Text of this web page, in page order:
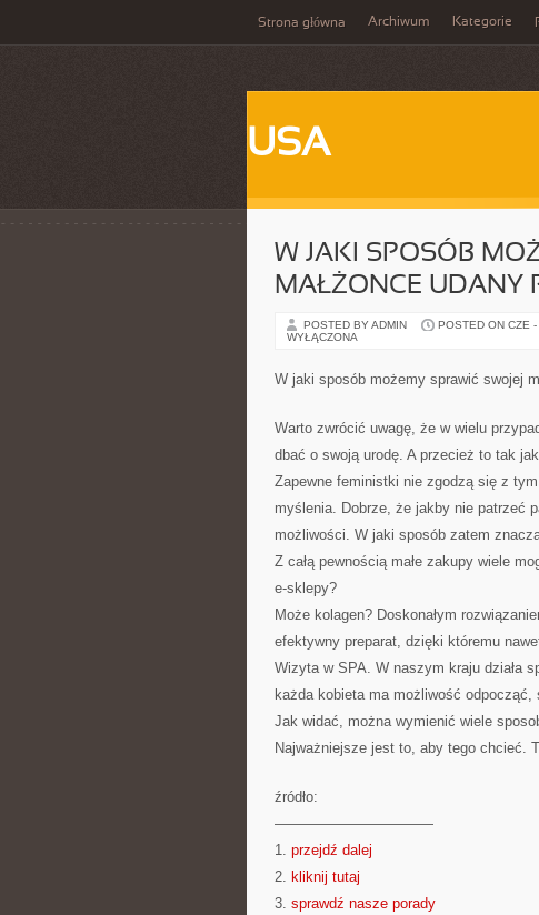
Strona główna Archiwum Kategorie
USA
W JAKI SPOSÓB
MAŁŻONCE UDANY
POSTED BY ADMIN POSTED ON CZE
WYŁĄCZONA
W jaki sposób możemy sprawić swojej
Warto zwrócić uwagę, że w wielu
dbać o swoją urodę. A przecież to tak
Zapewne feministki nie zgodzą się z
myślenia. Dobrze, że jakby nie patrzeć
możliwości. W jaki sposób zatem
Z całą pewnością małe zakupy wiele
e-sklepy?
Może kolagen? Doskonałym
efektywny preparat, dzięki któremu
Wizyta w SPA. W naszym kraju działa
każda kobieta ma możliwość
Jak widać, można wymienić wiele
Najważniejsze jest to, aby tego chcieć.
źródło:
———————————
1. przejdź dalej
2. kliknij tutaj
3. sprawdź nasze porady